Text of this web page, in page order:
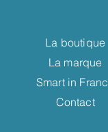
La boutique
La marque
Smart in
Contact